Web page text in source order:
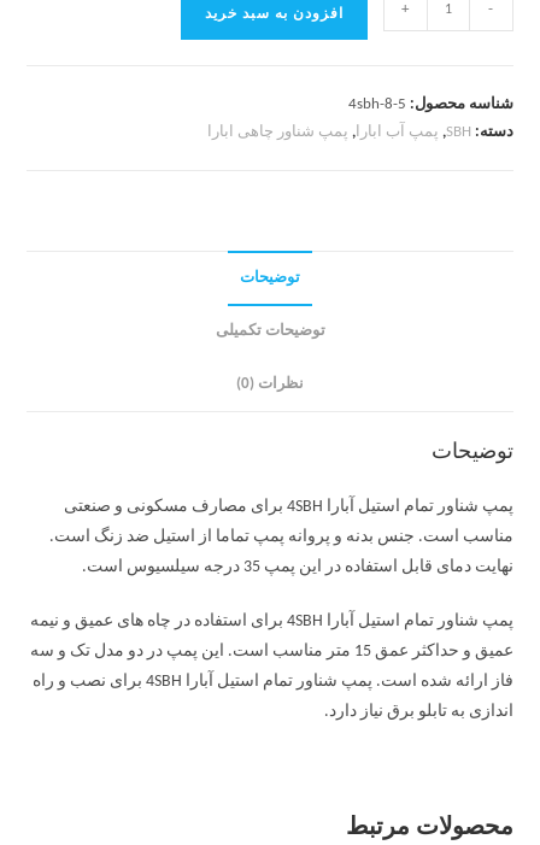
-
+ افزودن به سبد خرید
شناسه محصول: 4sbh-8-5
دسته: SBH
, پمپ آب ابارا, پمپ شناور چاهی ابارا
توضیحات
توضیحات تکمیلی
نظرات (0)
توضیحات
پمپ شناور تمام استیل آبارا 4SBH برای مصارف مسکونی و صنعتی
مناسب است. جنس بدنه و پروانه پمپ تماما از استیل ضد زنگ است.
نهایت دمای قابل استفاده در این پمپ 35 درجه سیلسیوس است.
پمپ شناور تمام استیل آبارا 4SBH برای استفاده در چاه های عمیق و نیمه
عمیق و حداکثر عمق 15 متر مناسب است. این پمپ در دو مدل تک و سه
فاز ارائه شده است. پمپ شناور تمام استیل آبارا 4SBH برای نصب و راه
اندازی به تابلو برق نیاز دارد.
محصولات مرتبط